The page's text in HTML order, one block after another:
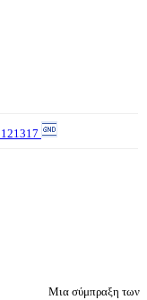
Μια σύμπραξη των